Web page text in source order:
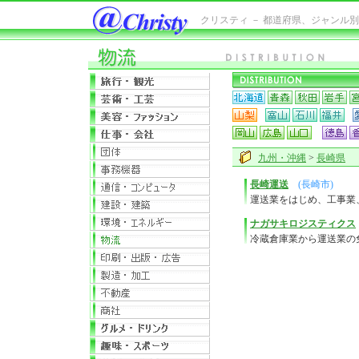
クリスティ － 都道府県、ジャンル
九州・沖縄 > 長崎県
長崎運送
(長崎市)
運送業をはじめ、工事
ナガサキロジスティクス
冷蔵倉庫業から運送業